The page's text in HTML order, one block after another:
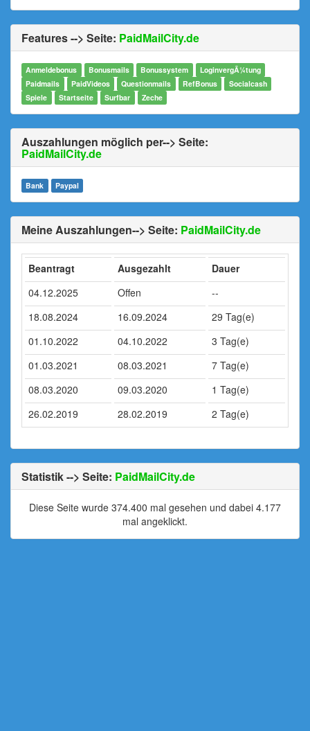
Features --> Seite: PaidMailCity.de
Anmeldebonus Bonusmails Bonussystem
LoginvergÃ¼tung
Paidmails
PaidVideos Questionmails RefBonus
Socialcash
Spiele
Startseite Surfbar Zeche
Auszahlungen möglich per--> Seite:
PaidMailCity.de
Bank Paypal
Meine Auszahlungen--> Seite: PaidMailCity.de
Beantragt Ausgezahlt
Dauer
04.12.2025
Offen
--
18.08.2024
16.09.2024
29 Tag(e)
01.10.2022
04.10.2022
3 Tag(e)
01.03.2021
08.03.2021
7 Tag(e)
08.03.2020
09.03.2020
1 Tag(e)
26.02.2019
28.02.2019 2 Tag(e)
Statistik --> Seite: PaidMailCity.de
Diese Seite wurde 374.400 mal gesehen und dabei 4.177
mal angeklickt.